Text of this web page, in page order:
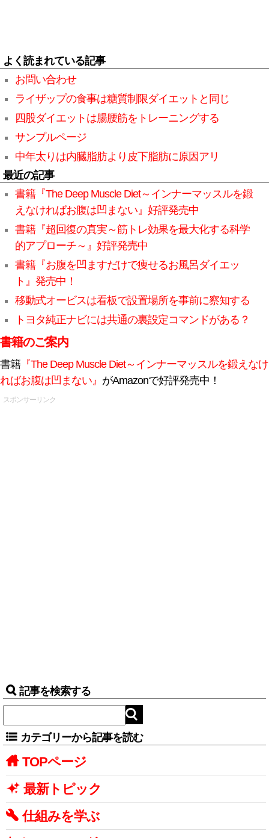
よく読まれている記事
お問い合わせ
ライザップの食事は糖質制限ダイエットと同じ
四股ダイエットは腸腰筋をトレーニングする
サンプルページ
中年太りは内臓脂肪より皮下脂肪に原因アリ
最近の記事
書籍『The Deep Muscle Diet～インナーマッスルを鍛
えなければお腹は凹まない』好評発売中
書籍『超回復の真実～筋トレ効果を最大化する科学
的アプローチ～』好評発売中
書籍『お腹を凹ますだけで痩せるお風呂ダイエッ
ト』発売中！
移動式オービスは看板で設置場所を事前に察知する
トヨタ純正ナビには共通の裏設定コマンドがある？
書籍のご案内
書籍『The Deep Muscle Diet～インナーマッスルを鍛えなけ
ればお腹は凹まない』 がAmazonで好評発売中！
スポンサーリンク
記事を検索する
カテゴリーから記事を読む
TOPページ
最新トピック
仕組みを学ぶ